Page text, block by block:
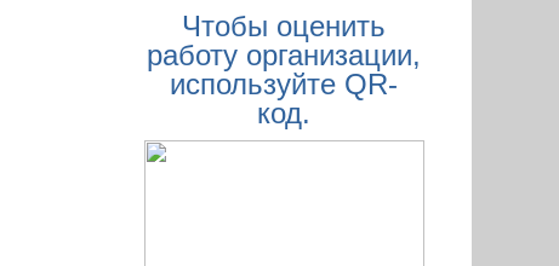
Чтобы оценить
работу организации,
используйте QR-
код.